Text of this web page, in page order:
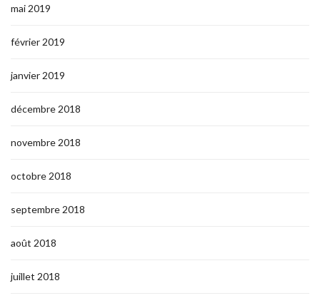
mai 2019
février 2019
janvier 2019
décembre 2018
novembre 2018
octobre 2018
septembre 2018
août 2018
juillet 2018